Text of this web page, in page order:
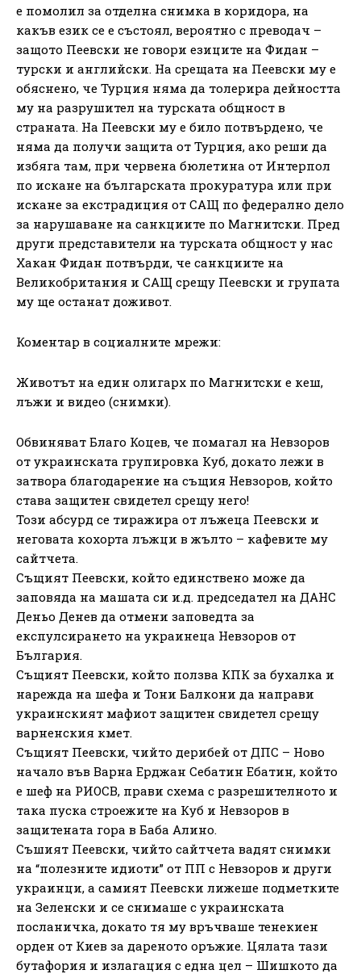
е помолил за отделна снимка в коридора, на
какъв език се е състоял, вероятно с преводач –
защото Пеевски не говори езиците на Фидан –
турски и английски. На срещата на Пеевски му е
обяснено, че Турция няма да толерира дейността
му на разрушител на турската общност в
страната. На Пеевски му е било потвърдено, че
няма да получи защита от Турция, ако реши да
избяга там, при червена бюлетина от Интерпол
по искане на българската прокуратура или при
искане за екстрадиция от САЩ по федерално дело
за нарушаване на санкциите по Магнитски. Пред
други представители на турската общност у нас
Хакан Фидан потвърди, че санкциите на
Великобритания и САЩ срещу Пеевски и групата
му ще останат доживот.
Коментар в социалните мрежи:
Животът на един олигарх по Магнитски е кеш,
лъжи и видео (снимки).
Обвиняват Благо Коцев, че помагал на Невзоров
от украинската групировка Куб, докато лежи в
затвора благодарение на същия Невзоров, който
става защитен свидетел срещу него!
Този абсурд се тиражира от лъжеца Пеевски и
неговата кохорта лъжци в жълто – кафевите му
сайтчета.
Същият Пеевски, който единствено може да
заповяда на машата си и.д. председател на ДАНС
Деньо Денев да отмени заповедта за
експулсирането на украинеца Невзоров от
България.
Същият Пеевски, който ползва КПК за бухалка и
нарежда на шефа и Тони Балкони да направи
украинският мафиот защитен свидетел срещу
варненския кмет.
Същият Пеевски, чийто дерибей от ДПС – Ново
начало във Варна Ерджан Себатин Ебатин, който
е шеф на РИОСВ, прави схема с разрешителното и
така пуска строежите на Куб и Невзоров в
защитената гора в Баба Алино.
Съшият Пеевски, чийто сайтчета вадят снимки
на “полезните идиоти” от ПП с Невзоров и други
украинци, а самият Пеевски лижеше подметките
на Зеленски и се снимаше с украинската
посланичка, докато тя му връчваше тенекиен
орден от Киев за дареното оръжие. Цялата тази
бутафория и излагация с една цел – Шишкото да